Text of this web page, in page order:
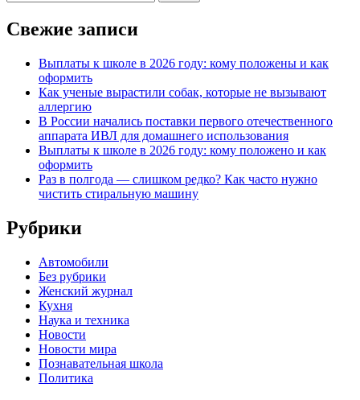
Свежие записи
Выплаты к школе в 2026 году: кому положены и как
оформить
Как ученые вырастили собак, которые не вызывают
аллергию
В России начались поставки первого отечественного
аппарата ИВЛ для домашнего использования
Выплаты к школе в 2026 году: кому положено и как
оформить
Раз в полгода — слишком редко? Как часто нужно
чистить стиральную машину
Рубрики
Автомобили
Без рубрики
Женский журнал
Кухня
Наука и техника
Новости
Новости мира
Познавательная школа
Политика